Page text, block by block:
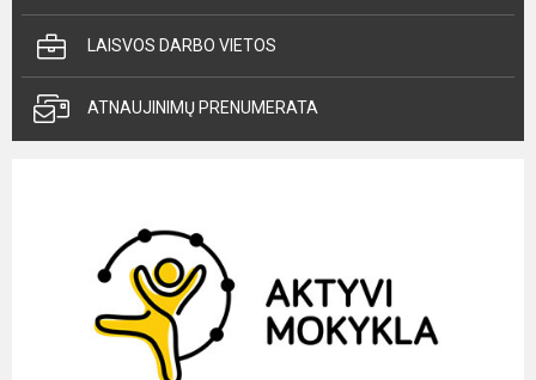
LAISVOS DARBO VIETOS
ATNAUJINIMŲ PRENUMERATA